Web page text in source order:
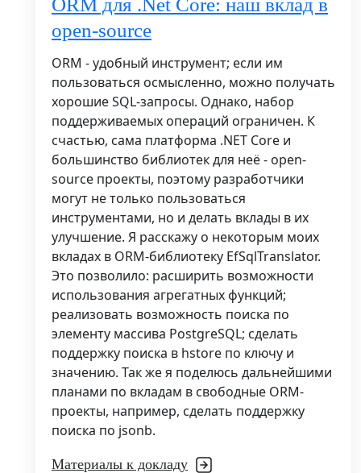
ORM для .Net Core: наш вклад в
open-source
ORM - удобный инструмент; если им
пользоваться осмысленно, можно получать
хорошие SQL-запросы. Однако, набор
поддерживаемых операций ограничен. К
счастью, сама платформа .NET Core и
большинство библиотек для неё - open-
source проекты, поэтому разработчики
могут не только пользоваться
инструментами, но и делать вклады в их
улучшение. Я расскажу о некоторым моих
вкладах в ORM-библиотеку EfSqlTranslator.
Это позволило: расширить возможности
использования агрегатных функций;
реализовать возможность поиска по
элементу массива PostgreSQL; сделать
поддержку поиска в hstore по ключу и
значению. Так же я поделюсь дальнейшими
планами по вкладам в свободные ORM-
проекты, например, сделать поддержку
поиска по jsonb.
Материалы к докладу